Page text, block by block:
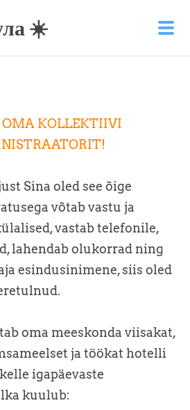
☀️
OMA KOLLEKTIIVI
Sina oled see õige
võtab vastu ja
vastab telefonile,
lahendab olukorrad ning
esindusinimene, siis oled
oma meeskonda viisakat,
ja töökat hotelli
igapäevaste
kuulub: